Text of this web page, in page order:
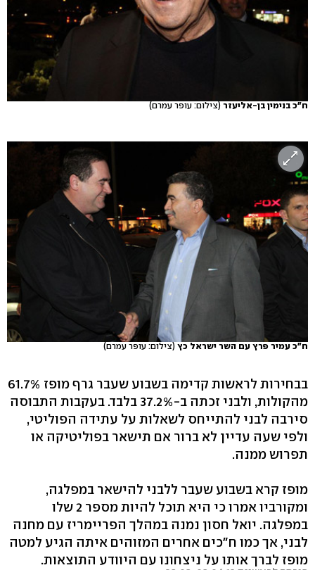
ח"כ בנימין בן-אליעזר (צילום: עופר עמרם)
ח"כ עמיר פרץ עם השר ישראל כץ (צילום: עופר עמרם)
בבחירות לראשות קדימה בשבוע שעבר גרף מופז 61.7%
מהקולות, ולבני זכתה ב-37.2% בלבד. בעקבות התבוסה
סירבה לבני להתייחס לשאלות על עתידה הפוליטי,
ולפי שעה עדיין לא ברור אם תישאר בפוליטיקה או
תפרוש ממנה.
מופז קרא בשבוע שעבר ללבני להישאר במפלגה,
ומקורביו אמרו כי היא תוכל להיות מספר 2 שלו
במפלגה. יואל חסון נמנה במהלך הפריימריז עם מחנה
לבני, אך כמו ח"כים אחרים המזוהים איתה הגיע למטה
מופז לברך אותו על ניצחונו עם היוודע התוצאות.